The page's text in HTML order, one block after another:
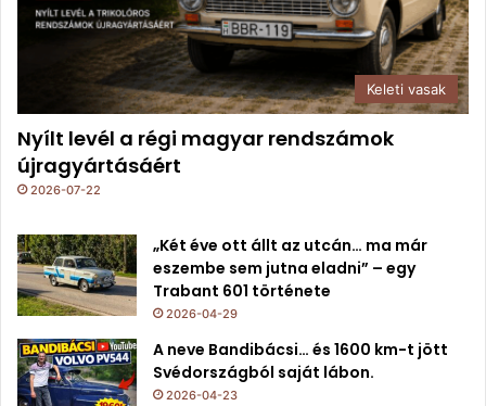
Keleti vasak
Nyílt levél a régi magyar rendszámok
újragyártásáért
2026-07-22
„Két éve ott állt az utcán… ma már
eszembe sem jutna eladni” – egy
Trabant 601 története
2026-04-29
A neve Bandibácsi… és 1600 km-t jött
Svédországból saját lábon.
2026-04-23